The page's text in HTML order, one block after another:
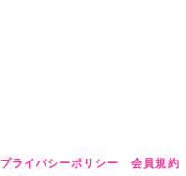
プライバシーポリシー 会員規約